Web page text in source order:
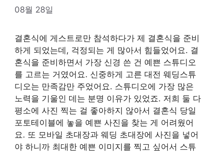
08월 28일
결혼식에 게스트로만 참석하다가 제 결혼식을 준비
하게 되었는데, 걱정되는 게 많아서 힘들었어요. 결
혼식을 준비하면서 가장 신경 쓴 건 예쁜 스튜디오
를 고르는 거였어요. 신중하게 고른 대전 웨딩스튜
디오는 만족감만 주었어요. 스튜디오에 가장 많은
노력을 기울인 데는 분명 이유가 있었죠. 저희 둘 다
평소에 사진 찍는 걸 좋아하지 않아서 결혼식 당일
포토테이블에 놓을 예쁜 사진을 찾는 게 어려웠어
요. 또 모바일 초대장과 웨딩 초대장에 사진을 넣어
야 하니까 최대한 예쁜 이미지를 찍고 싶어서 스튜